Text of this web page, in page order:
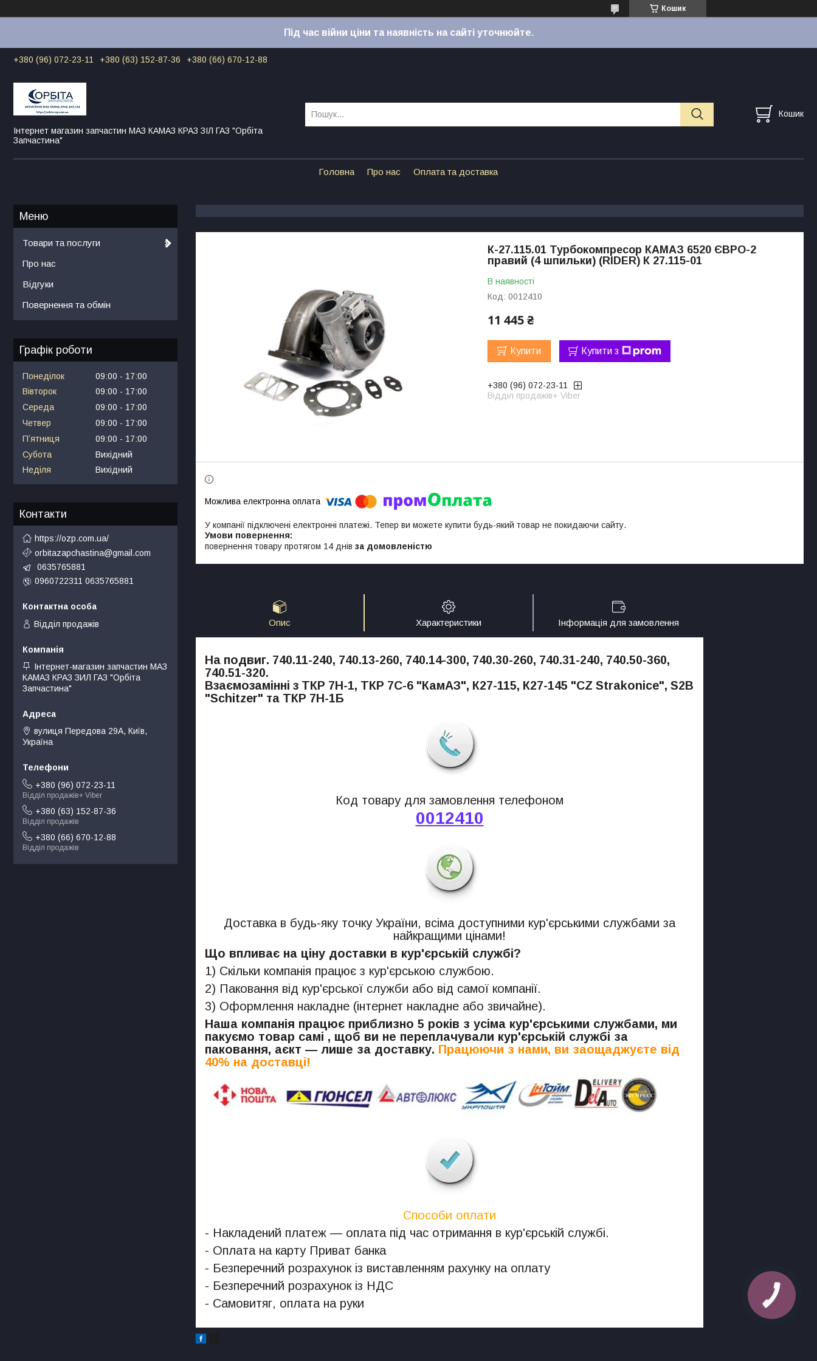
Кошик
Під час війни ціни та наявність на сайті уточнюйте.
+380 (96) 072-23-11 +380 (63) 152-87-36 +380 (66) 670-12-88
Інтернет магазин запчастин МАЗ КАМАЗ КРАЗ ЗІЛ ГАЗ "Орбіта
Запчастина"
Кошик
Головна Про нас Оплата та доставка
К-27.115.01 Турбокомпресор КАМАЗ 6520 ЄВРО-2
правий (4 шпильки) (RIDER) К 27.115-01
В наявності
Код: 0012410
11 445 ₴
Купити Купити з
+380 (96) 072-23-11
Відділ продажів+ Viber
У компанії підключені електронні платежі. Тепер ви можете купити будь-який товар не покидаючи сайту.
повернення товару протягом 14 днів за домовленістю
Опис Характеристики Інформація для замовлення
На подвиг. 740.11-240, 740.13-260, 740.14-300, 740.30-260, 740.31-240, 740.50-360,
740.51-320.
Взаємозамінні з ТКР 7Н-1, ТКР 7С-6 "КамАЗ", К27-115, К27-145 "CZ Strakonice", S2B
"Schitzer" та ТКР 7Н-1Б
Код товару для замовлення телефоном
0012410
Доставка в будь-яку точку України, всіма доступними кур'єрськими службами за
найкращими цінами!
Що впливає на ціну доставки в кур'єрській службі?
1) Скільки компанія працює з кур'єрською службою.
2) Паковання від кур'єрської служби або від самої компанії.
3) Оформлення накладне (інтернет накладне або звичайне).
Наша компанія працює приблизно 5 років з усіма кур'єрськими службами, ми
пакуємо товар самі , щоб ви не переплачували кур'єрській службі за
паковання, аєкт — лише за доставку. Працюючи з нами, ви заощаджуєте від
40% на доставці!
Способи оплати
- Накладений платеж — оплата під час отримання в кур'єрській службі.
- Оплата на карту Приват банка
- Безперечний розрахунок із виставленням рахунку на оплату
- Безперечний розрахунок із НДС
- Самовитяг, оплата на руки
Товари та послуги
Про нас
Відгуки
Повернення та обмін
Графік роботи
Понеділок 09:00
17:00
Вівторок
09:00
17:00
Середа
09:00
17:00
Четвер
09:00
17:00
Пʼятниця
09:00
17:00
Субота
Вихідний
Неділя
Вихідний
Контакти
https://ozp.com.ua/
orbitazapchastina@gmail.com
0635765881
0960722311 0635765881
Відділ продажів
Інтернет-магазин запчастин МАЗ
КАМАЗ КРАЗ ЗИЛ ГАЗ "Орбіта
Запчастина"
вулиця Передова 29А, Київ,
Україна
+380 (96) 072-23-11
Відділ продажів+ Viber
+380 (63) 152-87-36
Відділ продажів
+380 (66) 670-12-88
Відділ продажів